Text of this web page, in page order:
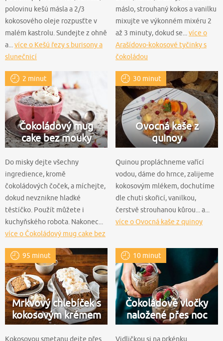
polovinu kešú másla a 2/3
kokosového oleje rozpusťte v
malém kastrolu. Sundejte z ohně
a... více o Kešú řezy s burisony a
slunečnicí
máslo, strouhaný kokos a vanilku
mixujte ve výkonném mixéru 2
až 3 minuty, dokud se... více o
Arašídovo-kokosové tyčinky s
čokoládou
2 minut
Čokoládový mug
cake bez mouky
Do misky dejte všechny
ingredience, kromě
čokoládových čoček, a míchejte,
dokud nevznikne hladké
těstíčko. Použít můžete i
kuchyňského robota. Nakonec...
více o Čokoládový mug cake bez
30 minut
Ovocná kaše z
quinoy
Quinou propláchneme vařící
vodou, dáme do hrnce, zalijeme
kokosovým mlékem, dochutíme
dle chuti skořicí, vanilkou,
čerstvě strouhanou kůrou... a...
více o Ovocná kaše z quinoy
95 minut
Mrkvový chlebíček s
kokosovým krémem
Kokosovou smetanu dejte přes
10 minut
Čokoládové vločky
naložené přes noc
Vidličkou si na prkénku